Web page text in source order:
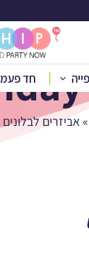
חד
»אביזרים לבלונים